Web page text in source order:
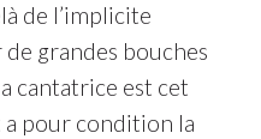
de l’implicite
grandes bouches
cantatrice est cet
pour condition la